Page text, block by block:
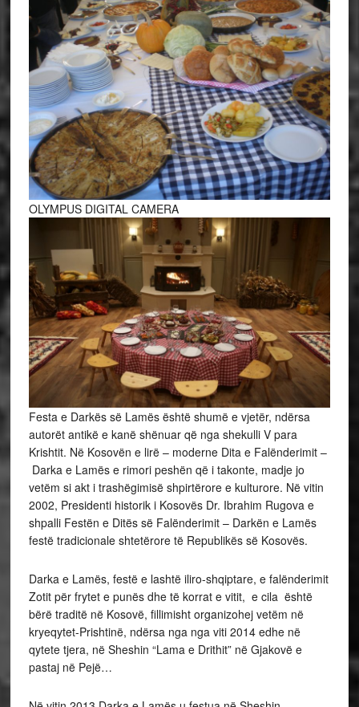
OLYMPUS DIGITAL CAMERA
Festa e Darkës së Lamës është shumë e vjetër, ndërsa
autorët antikë e kanë shënuar që nga shekulli V para
Krishtit. Në Kosovën e lirë – moderne Dita e Falënderimit –
Darka e Lamës e rimori peshën që i takonte, madje jo
vetëm si akt i trashëgimisë shpirtërore e kulturore. Në vitin
2002, Presidenti historik i Kosovës Dr. Ibrahim Rugova e
shpalli Festën e Ditës së Falënderimit – Darkën e Lamës
festë tradicionale shtetërore të Republikës së Kosovës.
Darka e Lamës, festë e lashtë iliro-shqiptare, e falënderimit
Zotit për frytet e punës dhe të korrat e vitit, e cila është
bërë traditë në Kosovë, fillimisht organizohej vetëm në
kryeqytet-Prishtinë, ndërsa nga nga viti 2014 edhe në
qytete tjera, në Sheshin “Lama e Drithit” në Gjakovë e
pastaj në Pejë…